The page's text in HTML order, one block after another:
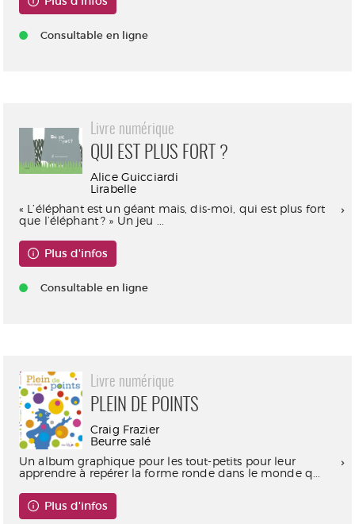
Consultable en ligne
Livre numérique
QUI EST PLUS FORT ?
Alice Guicciardi
Lirabelle
« L’éléphant est un géant mais, dis-moi, qui est plus fort
que l’éléphant ? » Un jeu ...
Plus d'infos
Consultable en ligne
Livre numérique
PLEIN DE POINTS
Craig Frazier
Beurre salé
Un album graphique pour les tout-petits pour leur
apprendre à repérer la forme ronde dans le monde q...
Plus d'infos